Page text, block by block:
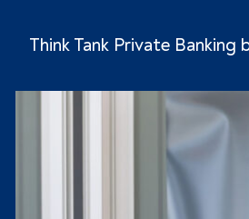
Think Tank Private Banking